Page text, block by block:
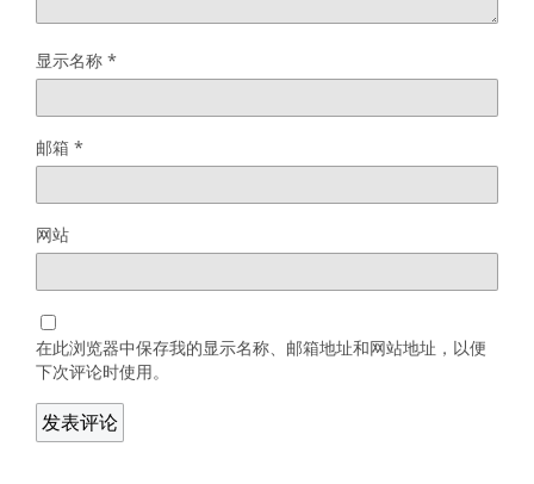
显示名称 *
邮箱 *
网站
在此浏览器中保存我的显示名称、邮箱地址和网站地址，以便
下次评论时使用。